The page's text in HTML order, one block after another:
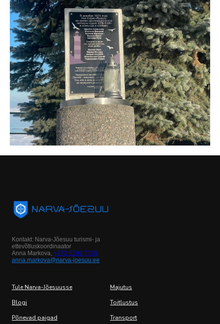
Kontakt: Narva-Jõesuu turismi- ja
ettevõtluskoordinaator
Anna Markova, +372 5199 7778
anna.markova@narva-joesuu.ee
Tule Narva-Jõesuusse
Blogi
Põnevad paigad
Majutus
Toitlustus
Transport